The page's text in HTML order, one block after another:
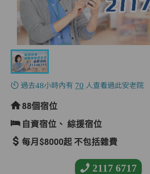
過去48小時內有 70 人查看過此安老院
88個宿位
自資宿位、綜援宿位
每月$8000起 不包括雜費
2117 6717